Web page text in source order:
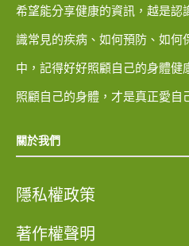
希望能分享健康的資訊，越是認
識常見的疾病、如何預防、如何
中，記得好好照顧自己的身體健
照顧自己的身體，才是真正愛自
關於我們
隱私權政策
著作權聲明